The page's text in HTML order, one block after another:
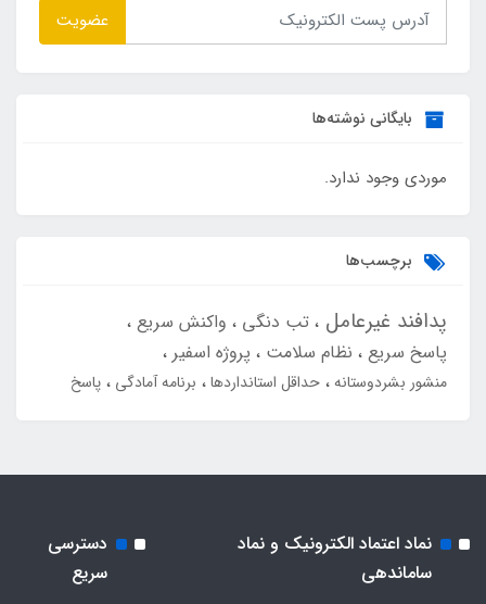
عضویت
بایگانی نوشته‌ها
موردی وجود ندارد.
برچسب‌ها
پدافند غیرعامل تب دنگی
واکنش سریع
پاسخ سریع نظام سلامت پروژه اسفیر
منشور بشردوستانه حداقل استانداردها برنامه آمادگی پاسخ
نماد اعتماد الکترونیک و نماد
ساماندهی
دسترسی
سریع